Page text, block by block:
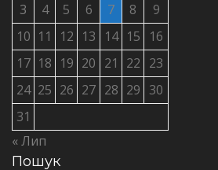
3
4 5 6 7 8
9
10 11 12 13 14 15
16
17 18 19 20 21 22 23
24 25 26 27 28 29 30
31
« Лип
Пошук